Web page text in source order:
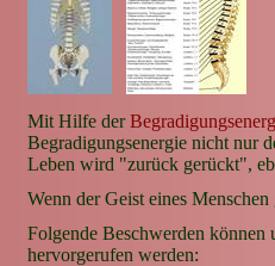
Mit Hilfe der
Begradigungsenergie nicht nur
Leben wird "zurück gerückt",
Wenn der Geist eines
Folgende Beschwerden
hervorgerufen werden: